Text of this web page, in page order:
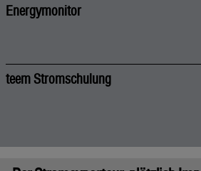
Energymonitor
teem Stromschulung